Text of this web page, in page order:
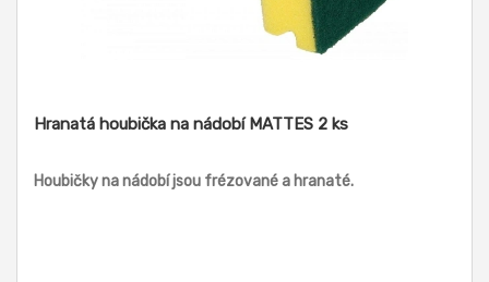
Hranatá houbička na nádobí MATTES 2 ks
Houbičky na nádobí jsou frézované a hranaté.